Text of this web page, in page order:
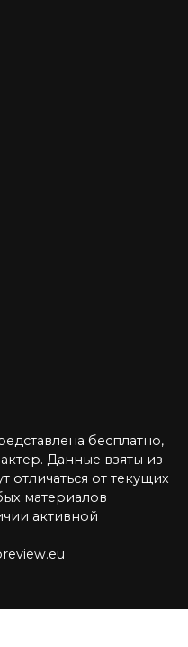
бесплатно,
Данные взяты из
отличаться от текущих
материалов
активной